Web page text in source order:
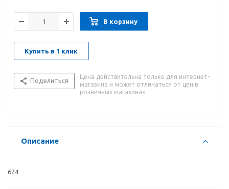
В корзину
Купить в 1 клик
Поделиться
Цена действительна только для интернет-
магазина и может отличаться от цен в
розничных магазинах
Описание
624